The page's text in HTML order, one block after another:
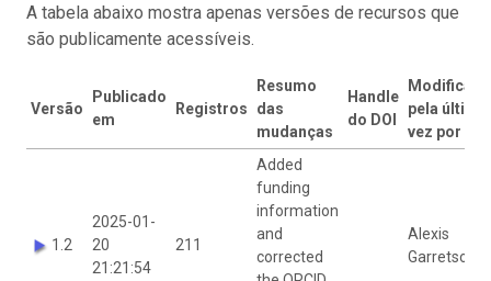
A tabela abaixo mostra apenas versões de recursos que
são publicamente acessíveis.
Versão
Publicado
em
Registros
Resumo
das
mudanças
Handle
do DOI
Modificado
pela última
vez por
1.2
2025-01-
20
21:21:54
211
Added
funding
information
and
corrected
Alexis
Garretson